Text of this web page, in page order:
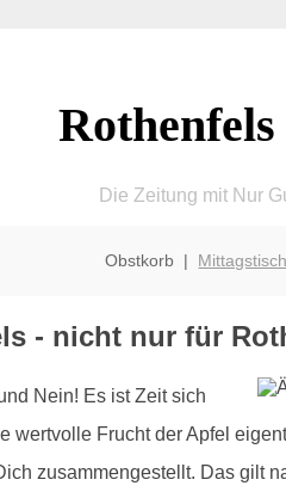
Die Zeitung mit Nur
Obstkorb | Mittagstisch
- nicht nur für
Nein! Es ist Zeit sich
wertvolle Frucht der Apfel
zusammengestellt. Das gilt